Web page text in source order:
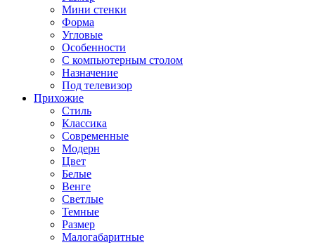
Мини стенки
Форма
Угловые
Особенности
С компьютерным столом
Назначение
Под телевизор
Прихожие
Стиль
Классика
Современные
Модерн
Цвет
Белые
Венге
Светлые
Темные
Размер
Малогабаритные